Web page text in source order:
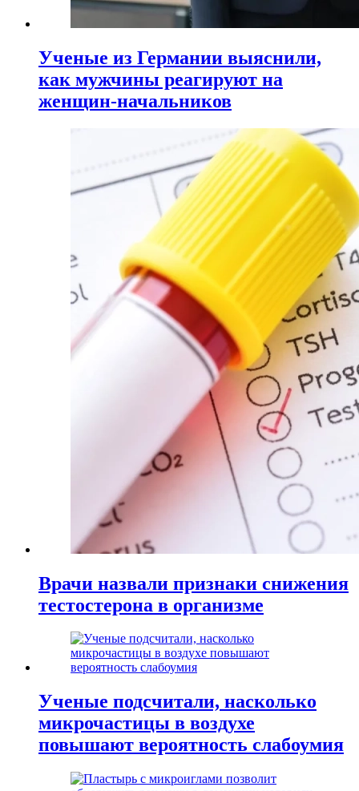
Ученые из Германии выяснили,
как мужчины реагируют на
женщин-начальников
Врачи назвали признаки снижения
тестостерона в организме
Ученые подсчитали, насколько
микрочастицы в воздухе
повышают вероятность слабоумия